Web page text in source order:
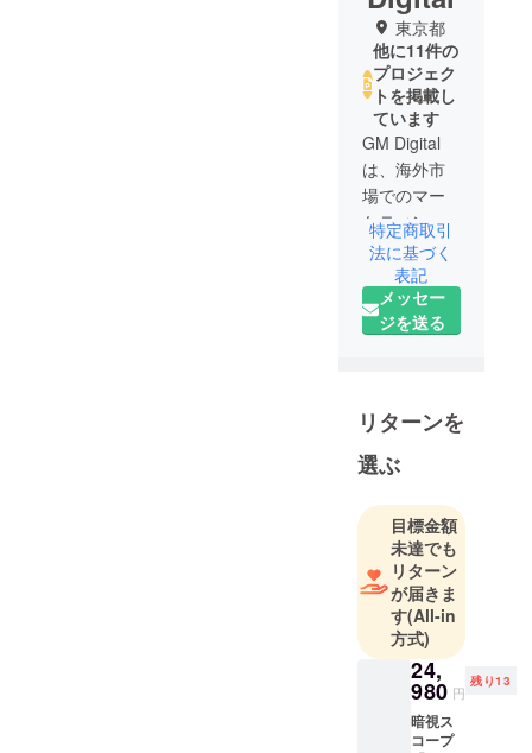
東京都
他に11件の
プロジェク
トを掲載し
ています
GM Digital
は、海外市
場でのマー
ケティン
グ、販売
チャネル、
および広報
を一体化し
企業に専門
的なクロス
ボーダー
マーケティ
ングサービ
スを提供す
ることに特
化していま
す。ブラン
ドの海外展
開前に市場
認知の構
築、製品の
特定商取引
法に基づく
表記
メッセー
ジを送る
リターンを
選ぶ
目標金額
未達でも
リターン
が届きま
す(All-in
方式)
24,
980 円
残り13
暗視ス
コープ